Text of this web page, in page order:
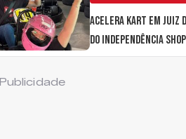
Acelera Kart em Juiz
do Independência
Publicidade